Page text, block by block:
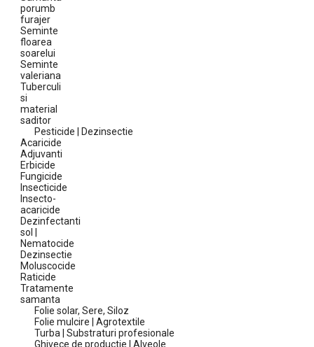
porumb
furajer
Seminte
floarea
soarelui
Seminte
valeriana
Tuberculi
si
material
saditor
Pesticide | Dezinsectie
Acaricide
Adjuvanti
Erbicide
Fungicide
Insecticide
Insecto-
acaricide
Dezinfectanti
sol |
Nematocide
Dezinsectie
Moluscocide
Raticide
Tratamente
samanta
Folie solar, Sere, Siloz
Folie mulcire | Agrotextile
Turba | Substraturi profesionale
Ghivece de productie | Alveole